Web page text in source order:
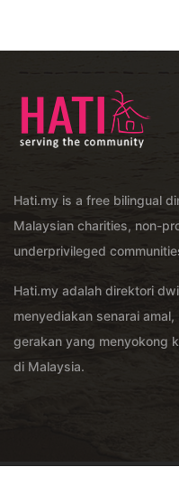
Hati.my is a free bilingual
Malaysian charities, non-
underprivileged
Hati.my adalah direktori
menyediakan senarai
gerakan yang menyokong
di Malaysia.